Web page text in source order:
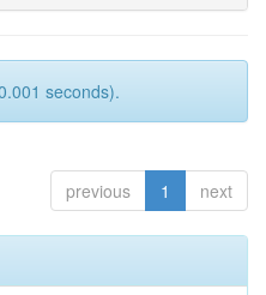
seconds).
previous 1 next